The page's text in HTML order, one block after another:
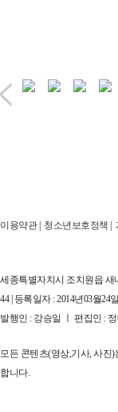
이용약관| 청소년보호정책 |
세종특별자치시 조치원읍 새
44 | 등록일자 : 2014년03월24일
발행인 : 강승일 ㅣ 편집인 :
모든 콘텐츠(영상,기사, 사진
합니